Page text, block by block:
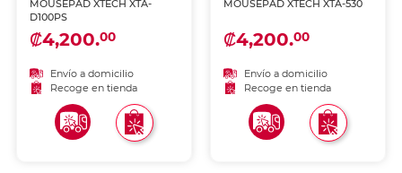
MOUSEPAD XTECH XTA-
D100PS
₡4,200.00
Envío a domicilio
Recoge en tienda
MOUSEPAD XTECH XTA-530
₡4,200.00
Envío a domicilio
Recoge en tienda